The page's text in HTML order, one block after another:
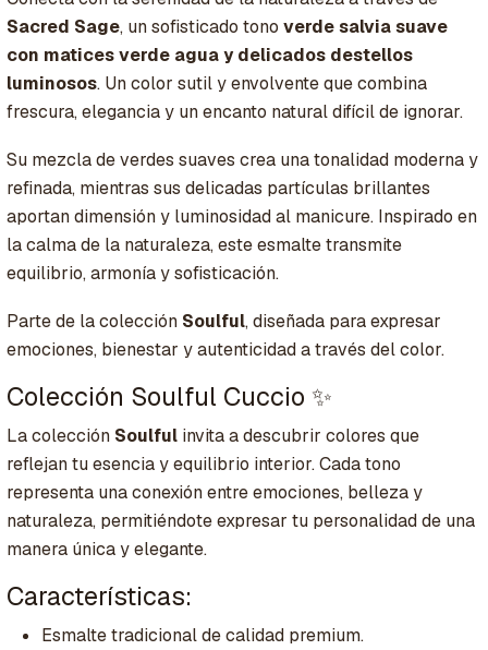
Sacred Sage, un sofisticado tono verde salvia suave
con matices verde agua y delicados destellos
luminosos. Un color sutil y envolvente que combina
frescura, elegancia y un encanto natural difícil de ignorar.
Su mezcla de verdes suaves crea una tonalidad moderna y
refinada, mientras sus delicadas partículas brillantes
aportan dimensión y luminosidad al manicure. Inspirado en
la calma de la naturaleza, este esmalte transmite
equilibrio, armonía y sofisticación.
Parte de la colección Soulful, diseñada para expresar
emociones, bienestar y autenticidad a través del color.
Colección Soulful Cuccio ✨
La colección Soulful invita a descubrir colores que
reflejan tu esencia y equilibrio interior. Cada tono
representa una conexión entre emociones, belleza y
naturaleza, permitiéndote expresar tu personalidad de una
manera única y elegante.
Características:
Esmalte tradicional de calidad premium.